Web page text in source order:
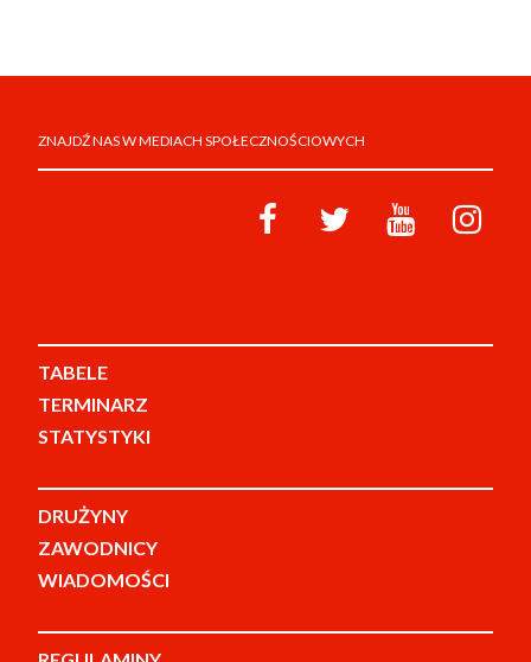
ZNAJDŹ NAS W MEDIACH SPOŁECZNOŚCIOWYCH
TABELE
TERMINARZ
STATYSTYKI
DRUŻYNY
ZAWODNICY
WIADOMOŚCI